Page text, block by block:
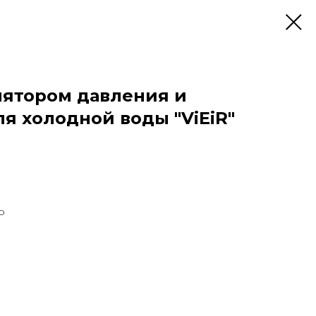
давления и
холодной воды "ViEiR"